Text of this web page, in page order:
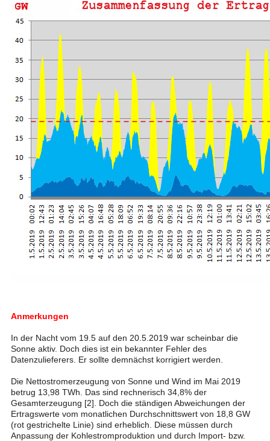
Anmerkungen
In der Nacht vom 19.5 auf den 20.5.2019 war scheinbar die
Sonne aktiv. Doch dies ist ein bekannter Fehler des
Datenzulieferers. Er sollte demnächst korrigiert werden.
Die Nettostromerzeugung von Sonne und Wind im Mai 2019
betrug 13,98 TWh. Das sind rechnerisch 34,8% der
Gesamterzeugung [2]. Doch die ständigen Abweichungen der
Ertragswerte vom monatlichen Durchschnittswert von 18,8 GW
(rot gestrichelte Linie) sind erheblich. Diese müssen durch
Anpassung der Kohlestromproduktion und durch Import- bzw.